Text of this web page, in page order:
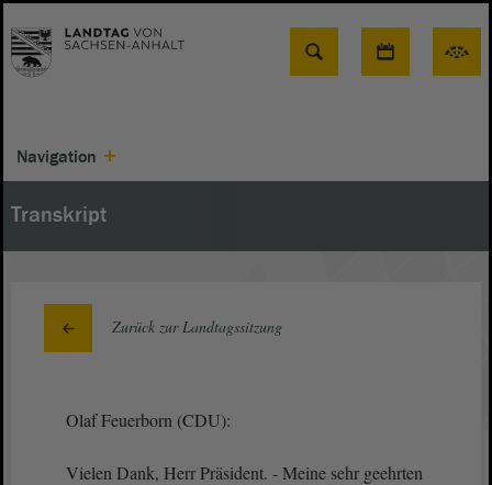
Suche
Navigation
Transkript
Zurück zur Landtagssitzung
Olaf Feuerborn (CDU):
Vielen Dank, Herr Präsident. - Meine sehr geehrten